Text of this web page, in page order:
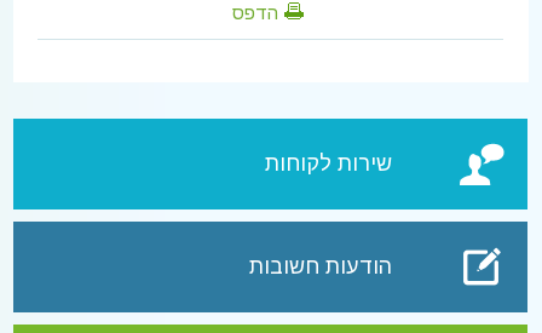
שירות לקוחות
הודעות חשובות
הדפס